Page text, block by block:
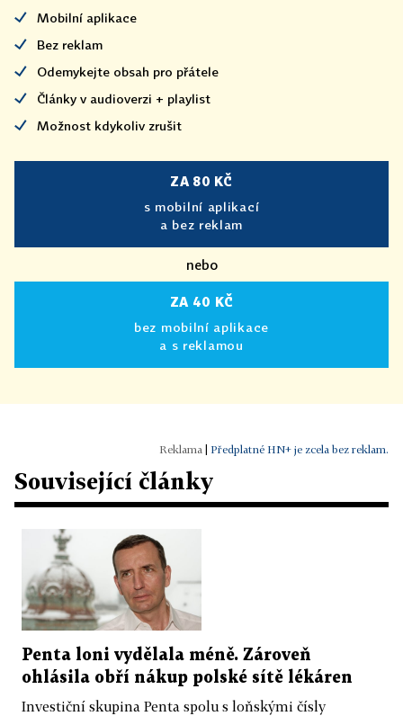
Mobilní aplikace
Bez reklam
Odemykejte obsah pro přátele
Články v audioverzi + playlist
Možnost kdykoliv zrušit
ZA 80 KČ
s mobilní aplikací
a bez reklam
nebo
ZA 40 KČ
bez mobilní aplikace
a s reklamou
Předplatné HN+ je zcela bez reklam.
Související články
Penta loni vydělala méně. Zároveň
ohlásila obří nákup polské sítě lékáren
Investiční skupina Penta spolu s loňskými čísly